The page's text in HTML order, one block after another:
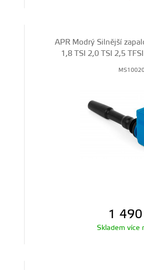
APR Modrý Silnější
1,8 TSI 2,0 TSI 2,5
1 490
Skladem více